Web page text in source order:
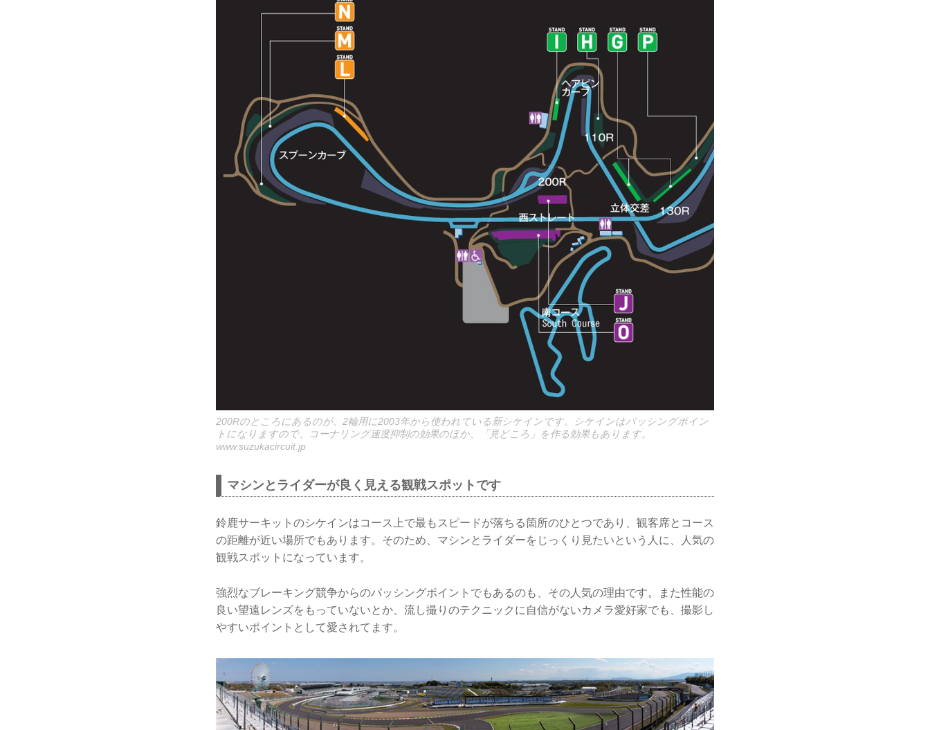
200Rのところにあるのが、2輪用に2003年から使われている新シケインです。シケインはパッシングポイン
トになりますので、コーナリング速度抑制の効果のほか、「見どころ」を作る効果もあります。
www.suzukacircuit.jp
マシンとライダーが良く見える観戦スポットです
鈴鹿サーキットのシケインはコース上で最もスピードが落ちる箇所のひとつであり、観客席とコース
の距離が近い場所でもあります。そのため、マシンとライダーをじっくり見たいという人に、人気の
観戦スポットになっています。
強烈なブレーキング競争からのパッシングポイントでもあるのも、その人気の理由です。また性能の
良い望遠レンズをもっていないとか、流し撮りのテクニックに自信がないカメラ愛好家でも、撮影し
やすいポイントとして愛されてます。